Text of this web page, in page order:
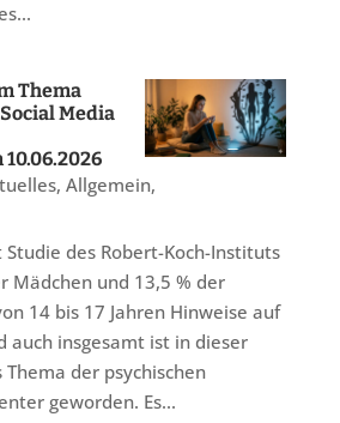
Thema
Media
, Allgemein,
des Robert-Koch-Instituts
Mädchen und 13,5 % der
14 bis 17 Jahren Hinweise auf
auch insgesamt ist in dieser
der psychischen
geworden. Es...